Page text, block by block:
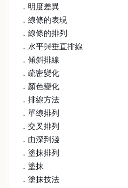
．明度差異
．線條的表現
．線條的排列
．水平與垂直排線
．傾斜排線
．疏密變化
．顏色變化
．排線方法
．單線排列
．交叉排列
．由深到淺
．塗抹排列
．塗抹
．塗抹技法